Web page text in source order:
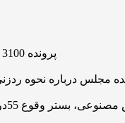
پرونده 3100 قتل به صلح و سازش ختم شد
مجلس درباره نحوه
بستر وقوع 55درصد جرایم سایبری آفریقاست